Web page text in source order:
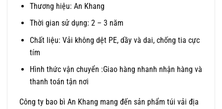
Thương hiệu: An Khang
Thời gian sử dụng: 2 – 3 năm
Chất liệu: Vải không dệt PE, dầy và dai, chống tia cực
tím
Hình thức vận chuyển :Giao hàng nhanh nhận hàng và
thanh toán tận nơi
Công ty bao bì An Khang mang đến sản phẩm túi vải địa